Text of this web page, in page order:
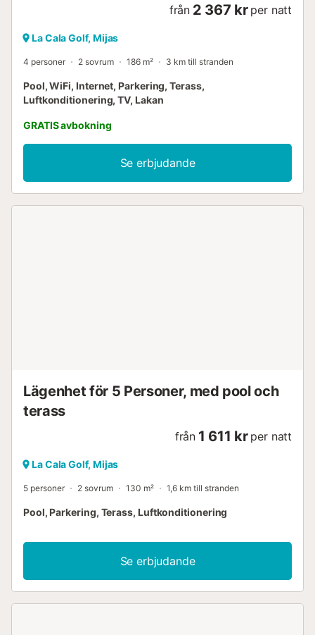
från 2 367 kr per natt
La Cala Golf, Mijas
4 personer 2 sovrum 186 m² 3 km till stranden
Pool, WiFi, Internet, Parkering, Terass,
Luftkonditionering, TV, Lakan
GRATIS avbokning
Se erbjudande
Lägenhet för 5 Personer, med pool och
terass
från 1 611 kr per natt
La Cala Golf, Mijas
5 personer 2 sovrum 130 m² 1,6 km till stranden
Pool, Parkering, Terass, Luftkonditionering
Se erbjudande